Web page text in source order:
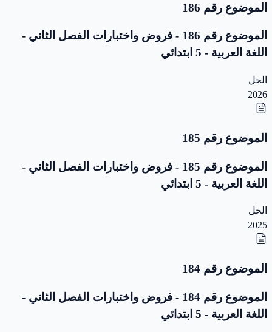
الموضوع رقم 186
الموضوع رقم 186 - فروض واختبارات الفصل الثاني -
اللغة العربية - 5 ابتدائي
الحل
2026
الموضوع رقم 185
الموضوع رقم 185 - فروض واختبارات الفصل الثاني -
اللغة العربية - 5 ابتدائي
الحل
2025
الموضوع رقم 184
الموضوع رقم 184 - فروض واختبارات الفصل الثاني -
اللغة العربية - 5 ابتدائي